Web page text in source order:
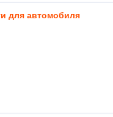
для автомобиля